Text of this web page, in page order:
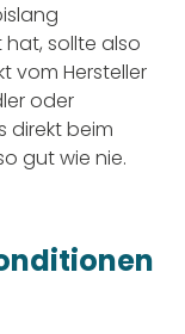
sollte also
vom Hersteller
oder
direkt beim
gut wie nie.